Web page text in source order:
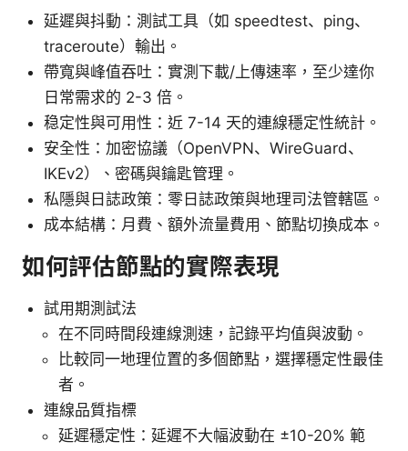
延遲與抖動：測試工具（如 speedtest、ping、
traceroute）輸出。
帶寬與峰值吞吐：實測下載/上傳速率，至少達你
日常需求的 2-3 倍。
稳定性與可用性：近 7-14 天的連線穩定性統計。
安全性：加密協議（OpenVPN、WireGuard、
IKEv2）、密碼與鑰匙管理。
私隱與日誌政策：零日誌政策與地理司法管轄區。
成本結構：月費、額外流量費用、節點切換成本。
如何評估節點的實際表現
試用期測試法
在不同時間段連線測速，記錄平均值與波動。
比較同一地理位置的多個節點，選擇穩定性最佳
者。
連線品質指標
延遲穩定性：延遲不大幅波動在 ±10-20% 範